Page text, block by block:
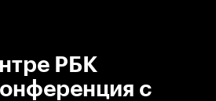
РБК
с